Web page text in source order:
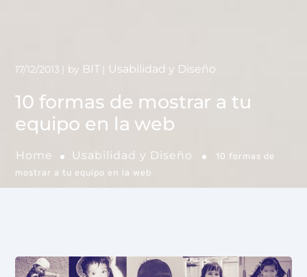
10 formas de mostrar a tu
equipo en la web
Home Usabilidad y Diseño
10 formas de
mostrar a tu equipo en la web
17/12/2013 by BIT Usabilidad y Diseño